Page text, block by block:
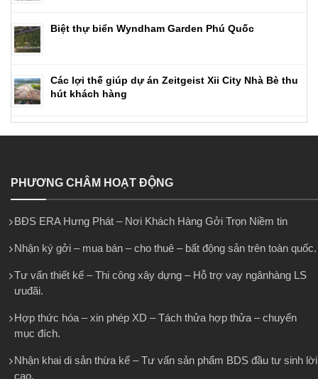
Biệt thự biển Wyndham Garden Phú Quốc
Các lợi thế giúp dự án Zeitgeist Xii City Nhà Bè thu
hút khách hàng
PHƯƠNG CHÂM HOẠT ĐỘNG
BĐS ERA Hưng Phát – Nơi Khách Hàng Gởi Trọn Niềm tin
Nhận ký gởi – mua bán – cho thuê – bất động sản trên toàn quốc.
Tư vấn thiết kế – Thi công xây dựng – Hỗ trợ vay ngânhàng LS
ưuđãi.
Hợp thức hóa – xin phép XD – Tách thửa hợp thửa – chuyển
mục đích.
Nhận khai di sản thừa kế – Tư vấn sản phẩm BDS đầu tư sinh lời
cao.